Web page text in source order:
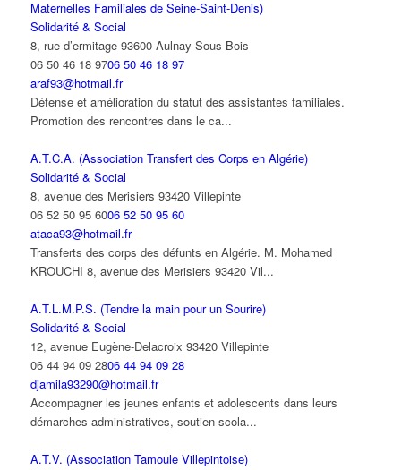
Maternelles Familiales de Seine-Saint-Denis)
Solidarité & Social
8, rue d’ermitage 93600 Aulnay-Sous-Bois
06 50 46 18 9706 50 46 18 97
araf93@hotmail.fr
Défense et amélioration du statut des assistantes familiales.
Promotion des rencontres dans le ca...
A.T.C.A. (Association Transfert des Corps en Algérie)
Solidarité & Social
8, avenue des Merisiers 93420 Villepinte
06 52 50 95 6006 52 50 95 60
ataca93@hotmail.fr
Transferts des corps des défunts en Algérie. M. Mohamed
KROUCHI 8, avenue des Merisiers 93420 Vil...
A.T.L.M.P.S. (Tendre la main pour un Sourire)
Solidarité & Social
12, avenue Eugène-Delacroix 93420 Villepinte
06 44 94 09 2806 44 94 09 28
djamila93290@hotmail.fr
Accompagner les jeunes enfants et adolescents dans leurs
démarches administratives, soutien scola...
A.T.V. (Association Tamoule Villepintoise)